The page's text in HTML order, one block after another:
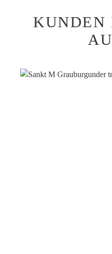
Produktgalerie überspringen
KUNDEN